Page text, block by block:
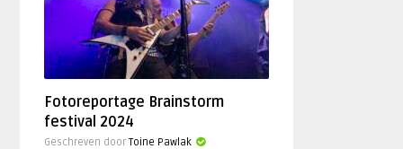
Fotoreportage Brainstorm
festival 2024
Geschreven doorToine Pawlak